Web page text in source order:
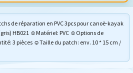
de réparation en PVC 3pcs pour canoë-kayak
HB021 ☺Matériel: PVC ☺Options de
3 pièces ☺Taille du patch: env. 10 * 15 cm /